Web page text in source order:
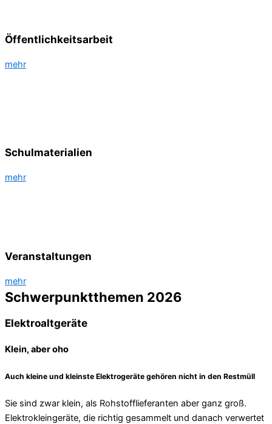
Öffent­lich­keitsarbeit
mehr
Schulmaterialien
mehr
Veranstaltungen
mehr
Schwerpunkt­themen 2026
Elektroaltgeräte
Klein, aber oho
Auch kleine und kleinste Elektrogeräte gehören nicht in den Restmüll
Sie sind zwar klein, als Rohstofflieferanten aber ganz groß.
Elektrokleingeräte, die richtig gesammelt und danach verwertet